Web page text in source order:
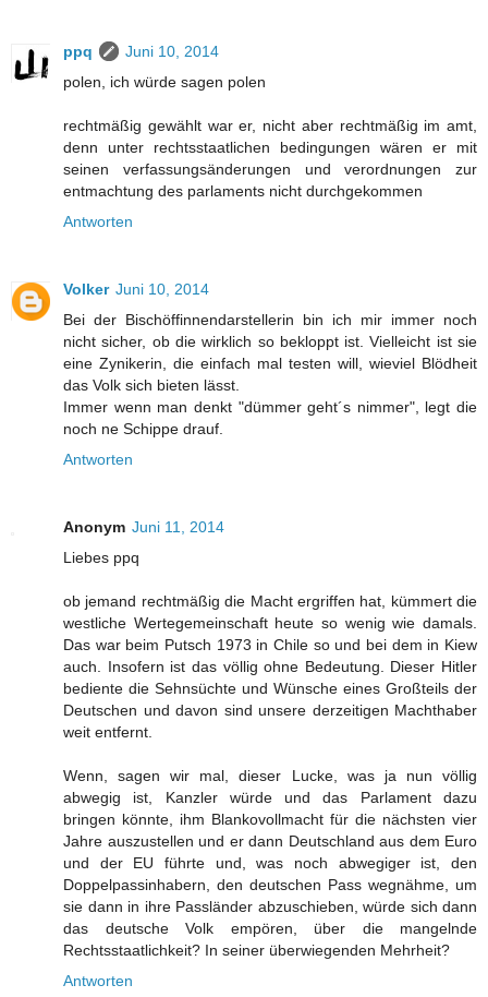
ppq
Juni 10, 2014
polen, ich würde sagen polen
rechtmäßig gewählt war er, nicht aber rechtmäßig im amt,
denn unter rechtsstaatlichen bedingungen wären er mit
seinen verfassungsänderungen und verordnungen zur
entmachtung des parlaments nicht durchgekommen
Antworten
Volker Juni 10, 2014
Bei der Bischöffinnendarstellerin bin ich mir immer noch
nicht sicher, ob die wirklich so bekloppt ist. Vielleicht ist sie
eine Zynikerin, die einfach mal testen will, wieviel Blödheit
das Volk sich bieten lässt.
Immer wenn man denkt "dümmer geht´s nimmer", legt die
noch ne Schippe drauf.
Antworten
Anonym Juni 11, 2014
Liebes ppq
ob jemand rechtmäßig die Macht ergriffen hat, kümmert die
westliche Wertegemeinschaft heute so wenig wie damals.
Das war beim Putsch 1973 in Chile so und bei dem in Kiew
auch. Insofern ist das völlig ohne Bedeutung. Dieser Hitler
bediente die Sehnsüchte und Wünsche eines Großteils der
Deutschen und davon sind unsere derzeitigen Machthaber
weit entfernt.
Wenn, sagen wir mal, dieser Lucke, was ja nun völlig
abwegig ist, Kanzler würde und das Parlament dazu
bringen könnte, ihm Blankovollmacht für die nächsten vier
Jahre auszustellen und er dann Deutschland aus dem Euro
und der EU führte und, was noch abwegiger ist, den
Doppelpassinhabern, den deutschen Pass wegnähme, um
sie dann in ihre Passländer abzuschieben, würde sich dann
das deutsche Volk empören, über die mangelnde
Rechtsstaatlichkeit? In seiner überwiegenden Mehrheit?
Antworten